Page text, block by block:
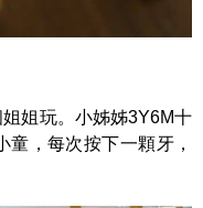
姐玩。小姊姊3Y6M十
，每次按下一顆牙，